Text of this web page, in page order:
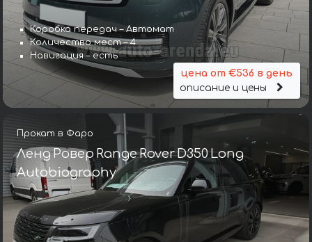
Коробка передач – Автомат
Количество мест – 4
Навигация – есть
цена от €536 в день
описание и цены
Прокат в Фаро
Ленд Ровер Range Rover D350 Long
Autobiography